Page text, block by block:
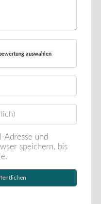
auswählen
Adresse und
speichern, bis